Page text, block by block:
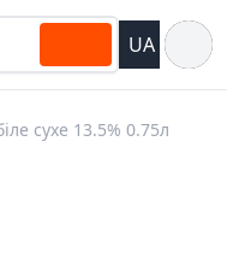
UA
сухе 13.5% 0.75л